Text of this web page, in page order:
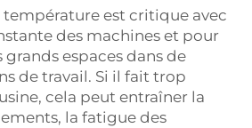
température est critique avec
des machines et pour
espaces dans de
de travail. Si il fait trop
cela peut entraîner la
la fatigue des